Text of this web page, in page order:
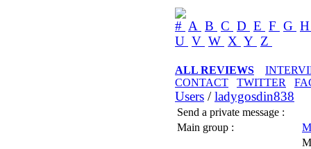
# A B C D E F G
U V W X Y Z
ALL REVIEWS
CONTACT
TWITTER
Users /ladygosdin838
Send a private message :
Main group :